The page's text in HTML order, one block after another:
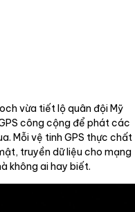
vừa tiết lộ quân đội Mỹ
công cộng để phát các
Mỗi vệ tinh GPS thực chất
truyền dữ liệu cho mạng
không ai hay biết.